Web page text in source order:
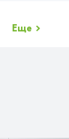
Еще